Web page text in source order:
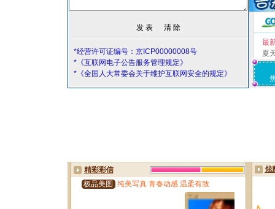
*经营许可证编号：京ICP00000008号
*《互联网电子公告服务管理规定》
*《全国人大常委会关于维护互联网安全的规定》
最
夏